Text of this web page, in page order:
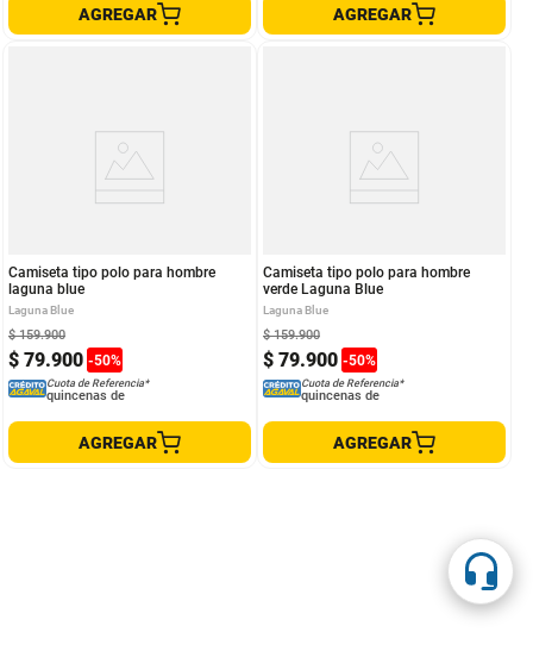
AGREGAR AGREGAR
Camiseta tipo polo para hombre
laguna blue
Laguna Blue
$ 79.900 -50%
$ 159.900
Cuota de Referencia*
quincenas de
AGREGAR
Camiseta tipo polo para hombre
verde Laguna Blue
Laguna Blue
$ 79.900 -50%
$ 159.900
Cuota de Referencia*
quincenas de
AGREGAR